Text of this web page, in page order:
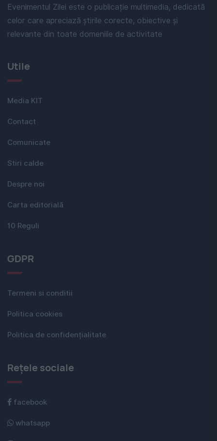
Evenimentul Zilei este o publicație multimedia, dedicată
celor care apreciază știrile corecte, obiective și
relevante din toate domeniile de activitate
Utile
Media KIT
Contact
Comunicate
Stiri calde
Despre noi
Carta editorială
10 Reguli
GDPR
Termeni si conditii
Politica cookies
Politica de confidențialitate
Rețele sociale
facebook
whatsapp